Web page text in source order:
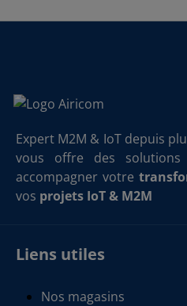
Expert M2M & IoT depuis
vous offre des
accompagner votre
vos projets IoT & M2M
Liens utiles
Nos magasins